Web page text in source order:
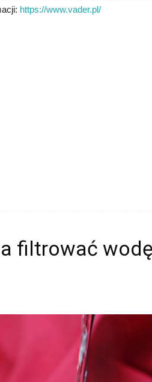
https://www.vader.pl/
filtrować